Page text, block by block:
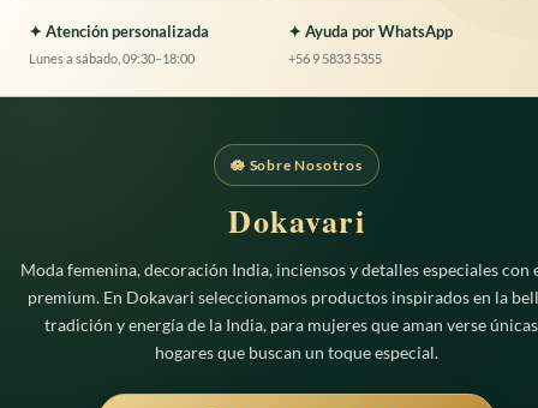
se
pueden
✦ Atención personalizada
Lunes a sábado, 09:30–18:00
✦ Ayuda por WhatsApp
+56 9 5833 5355
🪷 Sobre Nosotros
Dokavari
Moda femenina, decoración India, inciensos y detalles especiales con
premium. En Dokavari seleccionamos productos inspirados en la
tradición y energía de la India, para mujeres que aman verse
hogares que buscan un toque especial.